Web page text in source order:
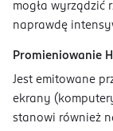
mogła wyrządzić
naprawdę
Promieniowanie
Jest emitowane
ekrany
stanowi również